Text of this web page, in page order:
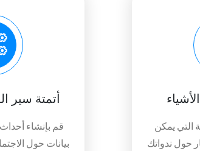
أتمتة سير
قم بإنشاء
بيانات حول
التي يمكن
حول ندواتك